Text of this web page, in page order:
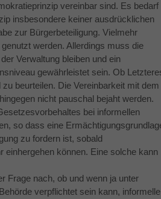
vereinbar sind. Es bedarf
insbesondere keiner ausdrücklichen
zur Bürgerbeteiligung. Vielmehr
werden. Allerdings muss die
Verwaltung bleiben und ein
gewährleistet sein. Ob
beurteilen. Die Vereinbarkeit mit dem
nicht pauschal bejaht werden.
bei informellen
so dass eine
zu fordern ist, sobald
einhergehen können. Eine solche kann
Frage nach, ob und wenn ja unter
verpflichtet sein kann, informelle